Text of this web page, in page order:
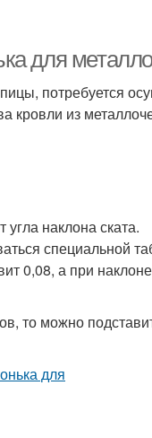
для
потребуется
кровли из
наклона ската.
специальной
0,08, а при
то можно